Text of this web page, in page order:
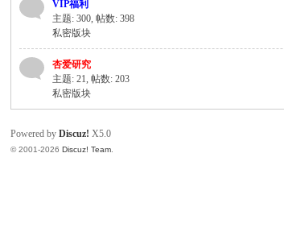
社
妹
撩
VIP福利
主题: 300,帖数: 398
私密版块
杏爱研究
主题: 21,帖数: 203
私密版块
Powered byDiscuz! X5.0
© 2001-2026Discuz! Team